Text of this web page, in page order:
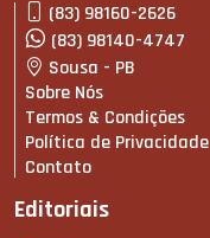
(83) 98160-2626
(83) 98140-4747
Sousa - PB
Sobre Nós
Termos & Condições
Política de Privacidade
Contato
Editoriais